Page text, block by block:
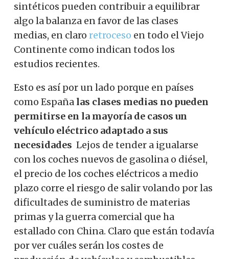
sintéticos pueden contribuir a equilibrar
algo la balanza en favor de las clases
medias, en claro retroceso en todo el Viejo
Continente como indican todos los
estudios recientes.
Esto es así por un lado porque en países
como España las clases medias no pueden
permitirse en la mayoría de casos un
vehículo eléctrico adaptado a sus
necesidades Lejos de tender a igualarse
con los coches nuevos de gasolina o diésel,
el precio de los coches eléctricos a medio
plazo corre el riesgo de salir volando por las
dificultades de suministro de materias
primas y la guerra comercial que ha
estallado con China. Claro que están todavía
por ver cuáles serán los costes de